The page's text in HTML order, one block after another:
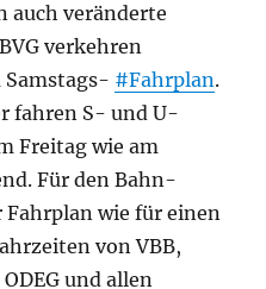
auch veränderte
verkehren
#Fahrplan.
fahren S- und U-
Freitag wie am
Für den Bahn-
wie für einen
von VBB,
und allen